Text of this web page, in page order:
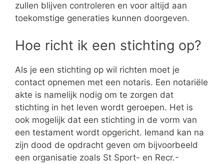
zullen blijven controleren en voor altijd aan
toekomstige generaties kunnen doorgeven.
Hoe richt ik een stichting op?
Als je een stichting op wil richten moet je
contact opnemen met een notaris. Een notariële
akte is namelijk nodig om te zorgen dat
stichting in het leven wordt geroepen. Het is
ook mogelijk dat een stichting in de vorm van
een testament wordt opgericht. Iemand kan na
zijn dood de opdracht geven om bijvoorbeeld
een organisatie zoals St Sport- en Recr.-